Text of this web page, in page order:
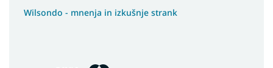
Wilsondo - mnenja in izkušnje strank